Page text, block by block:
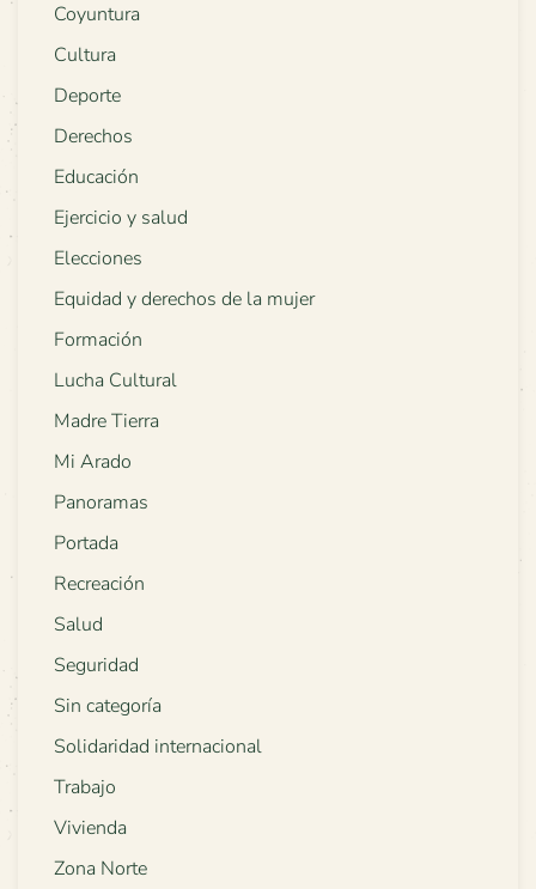
Coyuntura
Cultura
Deporte
Derechos
Educación
Ejercicio y salud
Elecciones
Equidad y derechos de la mujer
Formación
Lucha Cultural
Madre Tierra
Mi Arado
Panoramas
Portada
Recreación
Salud
Seguridad
Sin categoría
Solidaridad internacional
Trabajo
Vivienda
Zona Norte